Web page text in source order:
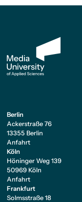
Berlin
Ackerstraße 76
13355 Berlin
Anfahrt
Köln
Höninger Weg 139
50969 Köln
Anfahrt
Frankfurt
Solmsstraße 18